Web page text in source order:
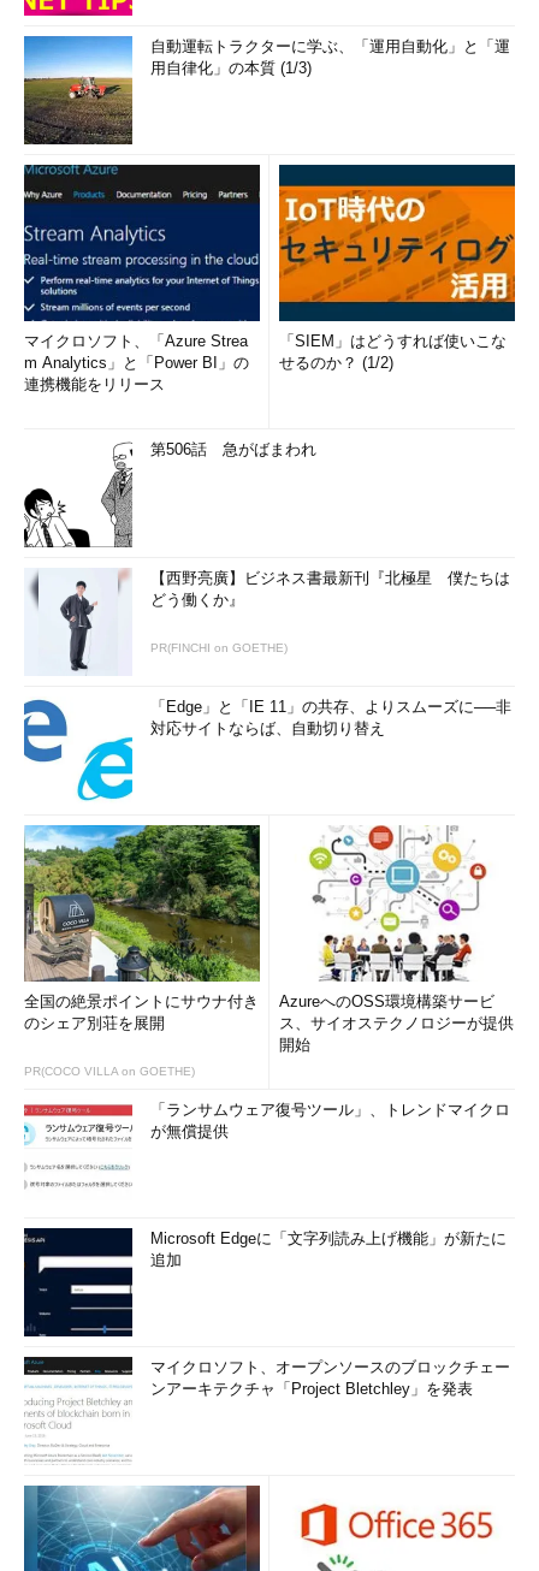
自動運転トラクターに学ぶ、「運用自動化」と「運
用自律化」の本質 (1/3)
マイクロソフト、「Azure Strea
m Analytics」と「Power BI」の
連携機能をリリース
「SIEM」はどうすれば使いこな
せるのか？ (1/2)
第506話 急がばまわれ
【西野亮廣】ビジネス書最新刊『北極星 僕たちは
どう働くか』
PR(FINCHI on GOETHE)
「Edge」と「IE 11」の共存、よりスムーズに──非
対応サイトならば、自動切り替え
全国の絶景ポイントにサウナ付き
のシェア別荘を展開
PR(COCO VILLA on GOETHE)
AzureへのOSS環境構築サービ
ス、サイオステクノロジーが提供
開始
「ランサムウェア復号ツール」、トレンドマイクロ
が無償提供
Microsoft Edgeに「文字列読み上げ機能」が新たに
追加
マイクロソフト、オープンソースのブロックチェー
ンアーキテクチャ「Project Bletchley」を発表